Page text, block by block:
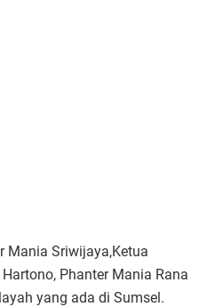
Mania Sriwijaya,Ketua
Phanter Mania Rana
yang ada di Sumsel.